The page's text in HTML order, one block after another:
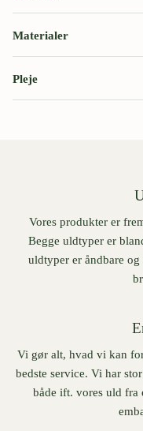
Materialer
Pleje
Vores produkter er
Begge uldtyper er
uldtyper er åndbare
Vi gør alt, hvad vi kan
bedste service. Vi har
både ift. vores uld fra